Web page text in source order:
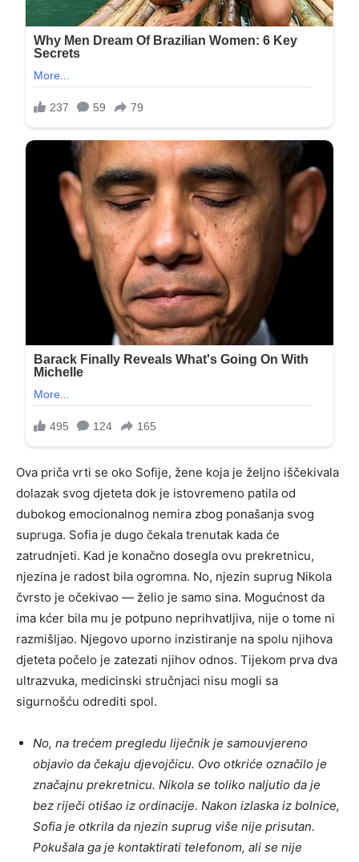
Ova priča vrti se oko Sofije, žene koja je željno iščekivala
dolazak svog djeteta dok je istovremeno patila od
dubokog emocionalnog nemira zbog ponašanja svog
supruga. Sofia je dugo čekala trenutak kada će
zatrudnjeti. Kad je konačno dosegla ovu prekretnicu,
njezina je radost bila ogromna. No, njezin suprug Nikola
čvrsto je očekivao — želio je samo sina. Mogućnost da
ima kćer bila mu je potpuno neprihvatljiva, nije o tome ni
razmišljao. Njegovo uporno inzistiranje na spolu njihova
djeteta počelo je zatezati njihov odnos. Tijekom prva dva
ultrazvuka, medicinski stručnjaci nisu mogli sa
sigurnošću odrediti spol.
No, na trećem pregledu liječnik je samouvjereno
objavio da čekaju djevojčicu. Ovo otkriće označilo je
značajnu prekretnicu. Nikola se toliko naljutio da je
bez riječi otišao iz ordinacije. Nakon izlaska iz bolnice,
Sofia je otkrila da njezin suprug više nije prisutan.
Pokušala ga je kontaktirati telefonom, ali se nije